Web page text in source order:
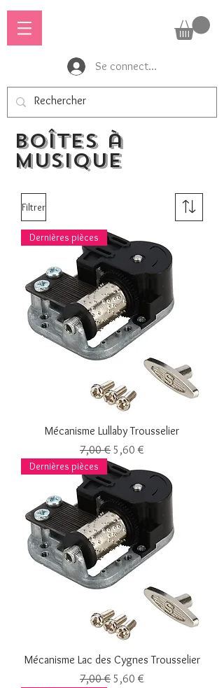
Se connecter
Boîtes à
musique
Filtrer
Dernières pièces
Mécanisme Lullaby Trousselier
Prix original
7,00 € Prix promotionnel
5,60 €
Dernières pièces
Mécanisme Lac des Cygnes Trousselier
Prix original
7,00 € Prix promotionnel
5,60 €